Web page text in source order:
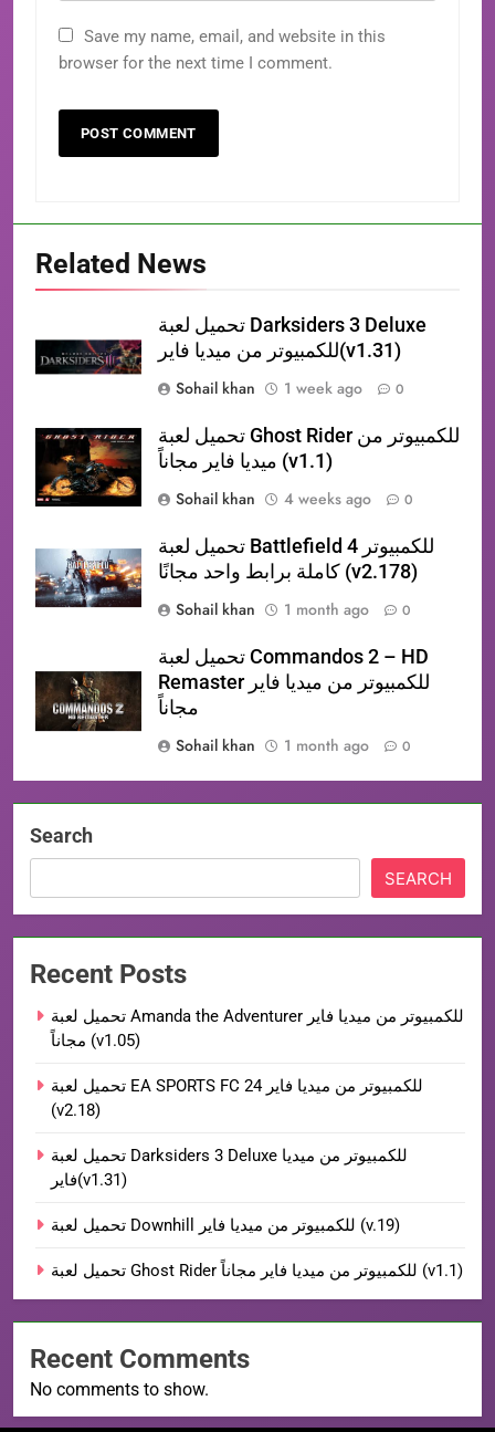
Save my name, email, and website in this
browser for the next time I comment.
Related News
تحميل لعبة Darksiders 3 Deluxe
للكمبيوتر من ميديا فاير(v1.31)
Sohail khan
1 week ago 0
تحميل لعبة Ghost Rider للكمبيوتر من
ميديا فاير مجاناً (v1.1)
Sohail khan
4 weeks ago 0
تحميل لعبة Battlefield 4 للكمبيوتر
كاملة برابط واحد مجانًا (v2.178)
Sohail khan
1 month ago 0
تحميل لعبة Commandos 2 – HD
Remaster للكمبيوتر من ميديا فاير
مجاناً
Sohail khan
1 month ago 0
Search
SEARCH
Recent Posts
تحميل لعبة Amanda the Adventurer للكمبيوتر من ميديا فاير
مجاناً (v1.05)
تحميل لعبة EA SPORTS FC 24 للكمبيوتر من ميديا فاير
(v2.18)
تحميل لعبة Darksiders 3 Deluxe للكمبيوتر من ميديا
فاير(v1.31)
تحميل لعبة Downhill للكمبيوتر من ميديا فاير (v.19)
تحميل لعبة Ghost Rider للكمبيوتر من ميديا فاير مجاناً (v1.1)
Recent Comments
No comments to show.